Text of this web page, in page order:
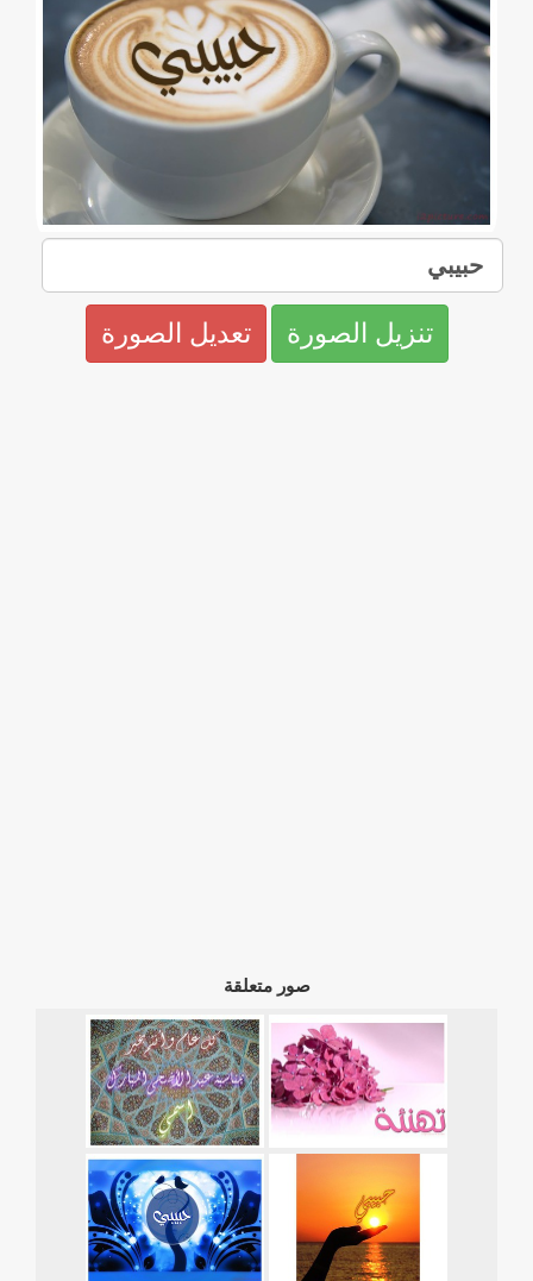
تعديل الصورة تنزيل الصورة
صور متعلقة